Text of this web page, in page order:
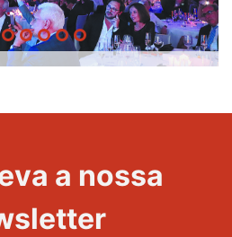
Maravilhas
a nossa